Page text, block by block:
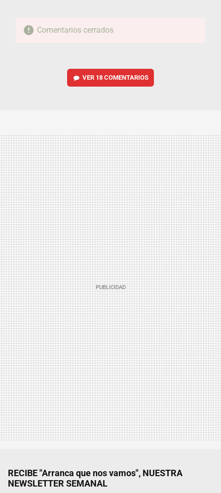
Comentarios cerrados
VER 18 COMENTARIOS
RECIBE "Arranca que nos vamos", NUESTRA
NEWSLETTER SEMANAL